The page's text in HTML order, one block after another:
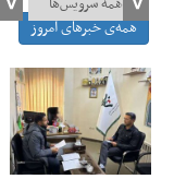
همه‌ی خبرهای امروز